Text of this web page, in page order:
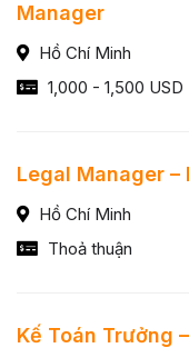
Manager
Hồ Chí Minh
1,000 - 1,500 USD
Legal Manager –
Hồ Chí Minh
Thoả thuận
Kế Toán Trưởng